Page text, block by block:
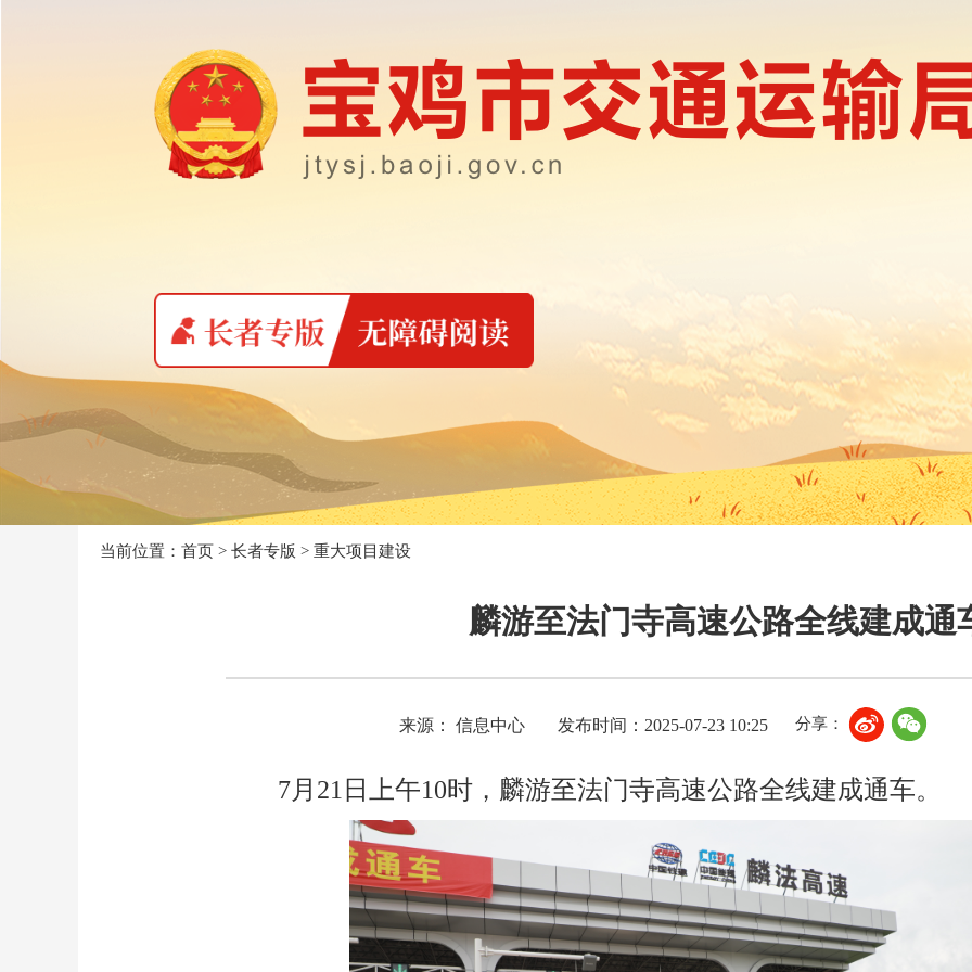
当前位置： 首页 > 长者专版 > 重大项目建设
麟游至法门寺高速公路全线建成通
来源： 信息中心 发布时间：2025-07-23 10:25 分享：
7月21日上午10时，麟游至法门寺高速公路全线建成通车。